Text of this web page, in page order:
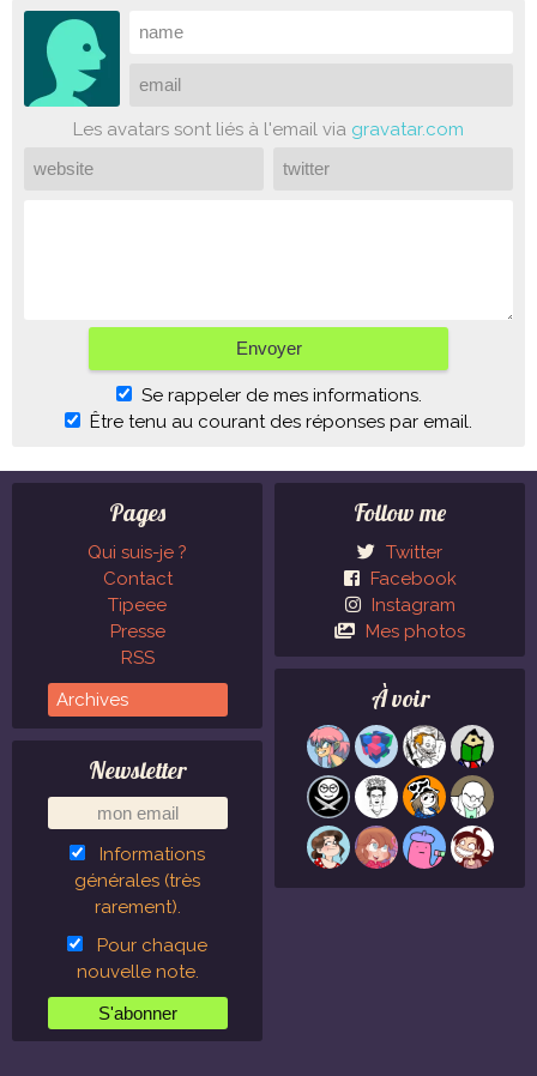
Les avatars sont liés à l'email via gravatar.com
Se rappeler de mes informations.
Être tenu au courant des réponses par email.
Pages
Qui suis-je ?
Contact
Tipeee
Presse
RSS
Newsletter
Informations
générales (très
rarement).
Pour chaque
nouvelle note.
Follow me
Twitter
Facebook
Instagram
Mes photos
À voir